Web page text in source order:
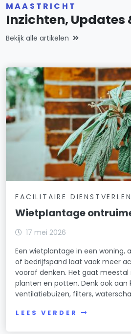
MAASTRICHT
Inzichten, Updates
Bekijk alle artikelen
FACILITAIRE
Wietplantage
17 mei 2026
Een wietplantage in een woning,
of bedrijfspand laat vaak meer
vooraf denken. Het gaat
planten en potten. Denk ook aan
ventilatiebuizen, filters,
LEES VERDER